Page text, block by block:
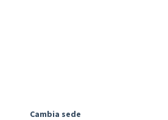
Cambia sede